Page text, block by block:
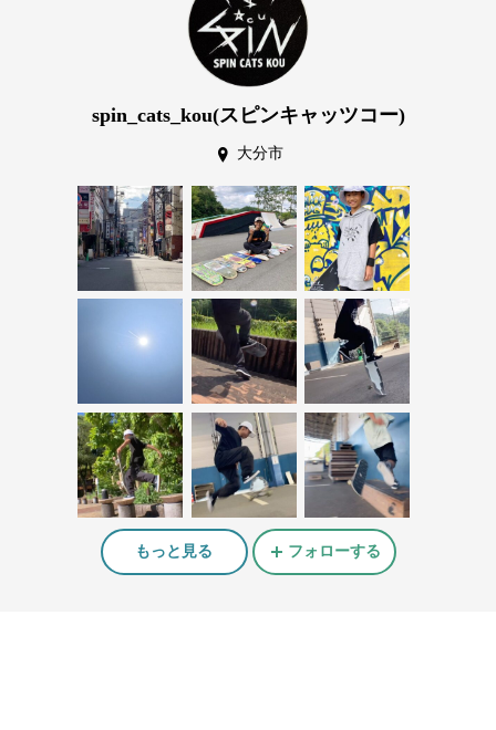
spin_cats_kou(スピンキャッツコー)
大分市
もっと見る フォローする